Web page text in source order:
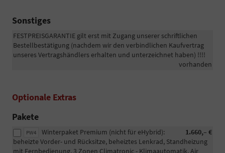
Sonstiges
FESTPREISGARANTIE gilt erst mit Zugang unserer schriftlichen
Bestellbestätigung (nachdem wir den verbindlichen Kaufvertrag
unseres Vertragshändlers erhalten und unterzeichnet haben) !!!!
vorhanden
Optionale Extras
Pakete
PW4 1.660,– €
Winterpaket Premium (nicht für eHybrid):
beheizte Vorder- und Rücksitze, beheiztes Lenkrad, Standheizung
mit Fernbedienung, 3 Zonen Climatronic - Klimaautomatik, Air